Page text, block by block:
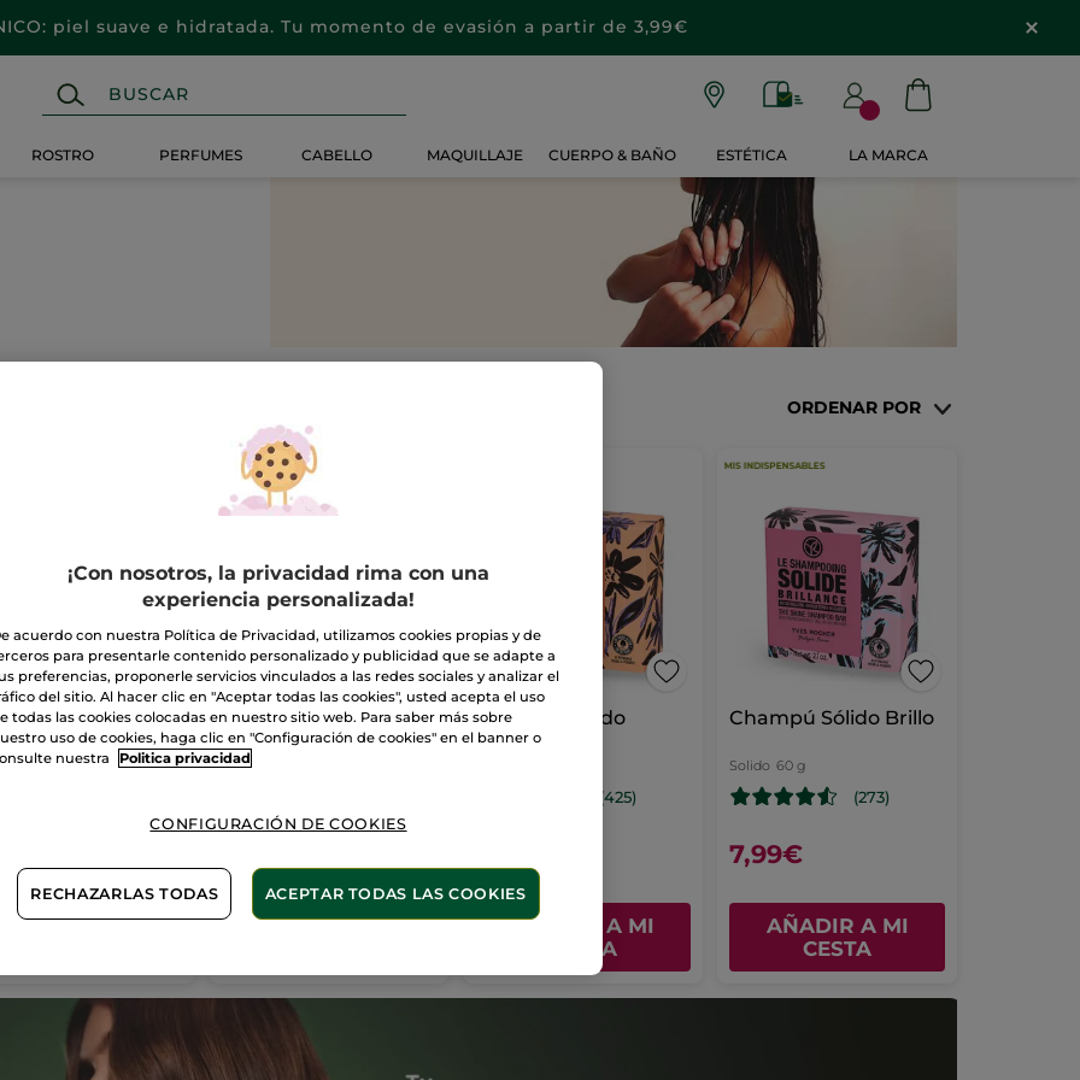
piel suave e hidratada. Tu momento de evasión a partir de 3,99€
ROSTRO PERFUMES CABELLO MAQUILLAJE CUERPO & BAÑO ESTÉTICA LA MARCA
ORDENAR POR
Reutilizable para
Sólidos
AÑADIR A MI
Champú Sólido
Suavidad
Solido
AÑADIR A MI
Champú Sólido
Nutrición
(425)
AÑADIR A MI
CESTA
Champú Sólido Brillo
Solido 60 g
(273)
7,99€
AÑADIR A MI
CESTA
¡Con nosotros, la privacidad rima con una
experiencia personalizada!
acuerdo con nuestra Política de Privacidad, utilizamos cookies propias y de
para presentarle contenido personalizado y publicidad que se adapte a
preferencias, proponerle servicios vinculados a las redes sociales y analizar el
del sitio. Al hacer clic en "Aceptar todas las cookies", usted acepta el uso
todas las cookies colocadas en nuestro sitio web. Para saber más sobre
uso de cookies, haga clic en "Configuración de cookies" en el banner o
nuestra
Politica privacidad
CONFIGURACIÓN DE COOKIES
RECHAZARLAS TODAS ACEPTAR TODAS LAS COOKIES